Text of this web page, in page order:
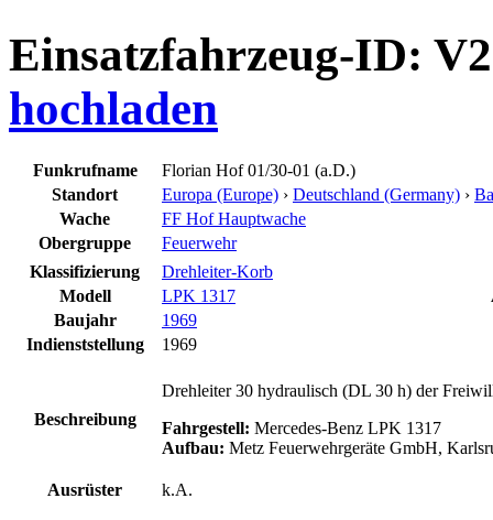
Einsatzfahrzeug-ID:
hochladen
Funkrufname
Florian Hof 01/30-01 (a.D.)
Standort
Europa (Europe) › Deutschland (Germany) ›
Wache
FF Hof Hauptwache
Obergruppe
Feuerwehr
Klassifizierung
Drehleiter-Korb
Modell
LPK 1317
Baujahr
1969
Indienststellung
1969
Beschreibung
Drehleiter 30 hydraulisch (DL 30 h) der
Fahrgestell: Mercedes-Benz LPK 1317
Aufbau: Metz Feuerwehrgeräte GmbH,
Ausrüster k.A.